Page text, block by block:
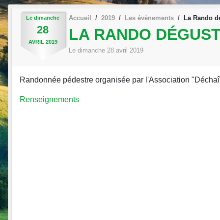
Le dimanche
28
AVRIL 2019
Accueil 2019 Les évènements La Rando
LA RANDO
Le dimanche 28 avril 2019
Randonnée pédestre organisée par l'Association
Renseignements